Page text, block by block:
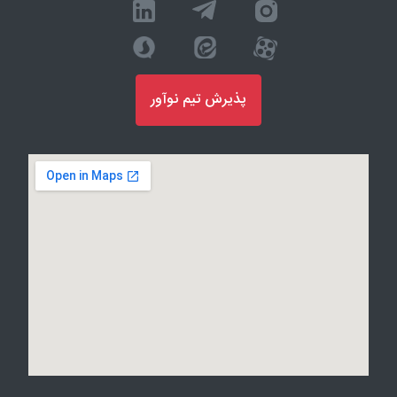
پذیرش تیم نوآور